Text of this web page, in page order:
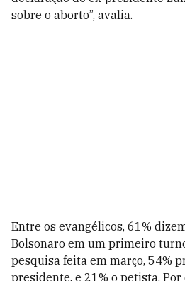
sobre o aborto”, avalia.
Entre os evangélicos, 61%
Bolsonaro em um primeiro
pesquisa feita em março, 54%
presidente, e 21% o petista. Por